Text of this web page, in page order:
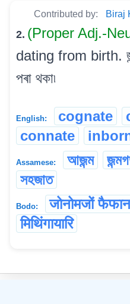
Contributed by: Biraj
2. (Proper Adj.-
dating from birth.
পৰা থকা৷
English: cognate
connate
Assamese: আজন্ম
সহজাত
Bodo: जोनोमजों
‌मिथिंगायारि